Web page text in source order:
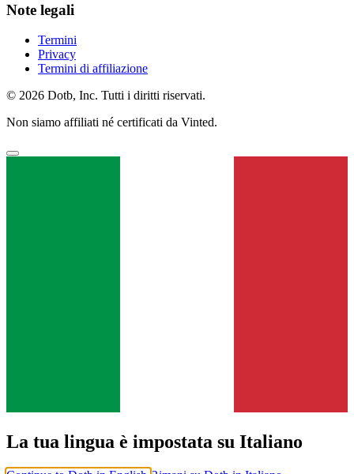
Note legali
Termini
Privacy
Termini di affiliazione
© 2026 Dotb, Inc. Tutti i diritti riservati.
Non siamo affiliati né certificati da Vinted.
La tua lingua è impostata su Italiano